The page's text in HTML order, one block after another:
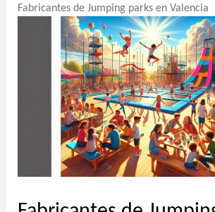
Fabricantes de Jumping parks en Valencia